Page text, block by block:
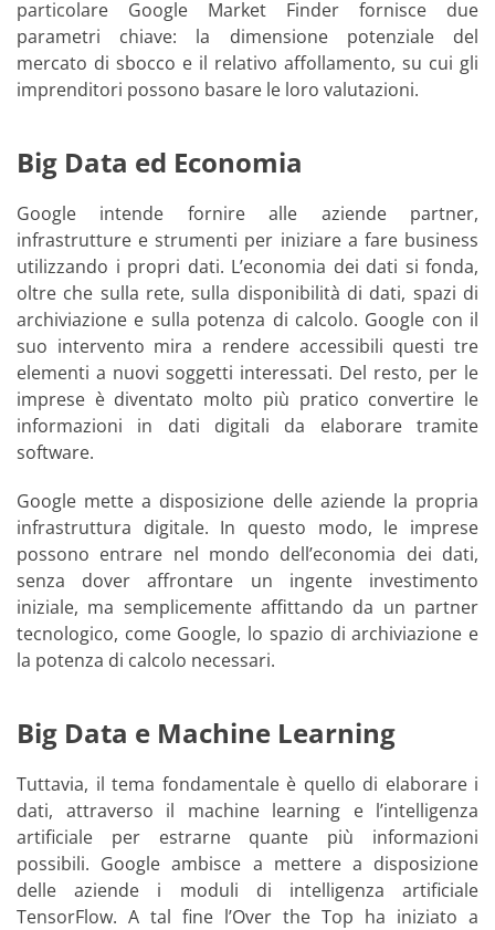
particolare Google Market Finder fornisce due
parametri chiave: la dimensione potenziale del
mercato di sbocco e il relativo affollamento, su cui gli
imprenditori possono basare le loro valutazioni.
Big Data ed Economia
Google intende fornire alle aziende partner,
infrastrutture e strumenti per iniziare a fare business
utilizzando i propri dati. L’economia dei dati si fonda,
oltre che sulla rete, sulla disponibilità di dati, spazi di
archiviazione e sulla potenza di calcolo. Google con il
suo intervento mira a rendere accessibili questi tre
elementi a nuovi soggetti interessati. Del resto, per le
imprese è diventato molto più pratico convertire le
informazioni in dati digitali da elaborare tramite
software.
Google mette a disposizione delle aziende la propria
infrastruttura digitale. In questo modo, le imprese
possono entrare nel mondo dell’economia dei dati,
senza dover affrontare un ingente investimento
iniziale, ma semplicemente affittando da un partner
tecnologico, come Google, lo spazio di archiviazione e
la potenza di calcolo necessari.
Big Data e Machine Learning
Tuttavia, il tema fondamentale è quello di elaborare i
dati, attraverso il machine learning e l’intelligenza
artificiale per estrarne quante più informazioni
possibili. Google ambisce a mettere a disposizione
delle aziende i moduli di intelligenza artificiale
TensorFlow. A tal fine l’Over the Top ha iniziato a